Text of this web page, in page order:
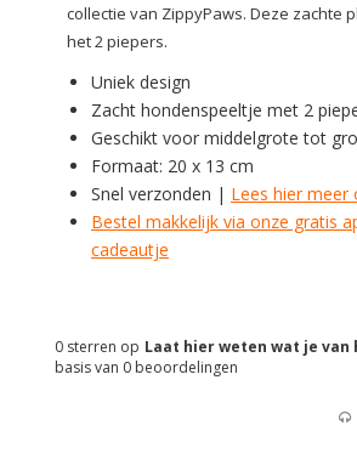
collectie van ZippyPaws. Deze zachte
het 2 piepers.
Uniek design
Zacht hondenspeeltje met 2
Geschikt voor middelgrote tot
Formaat: 20 x 13 cm
Snel verzonden | Lees hier meer
Bestel makkelijk via onze gratis
cadeautje
Laat hier weten wat je
0 sterren op
basis van 0 beoordelingen